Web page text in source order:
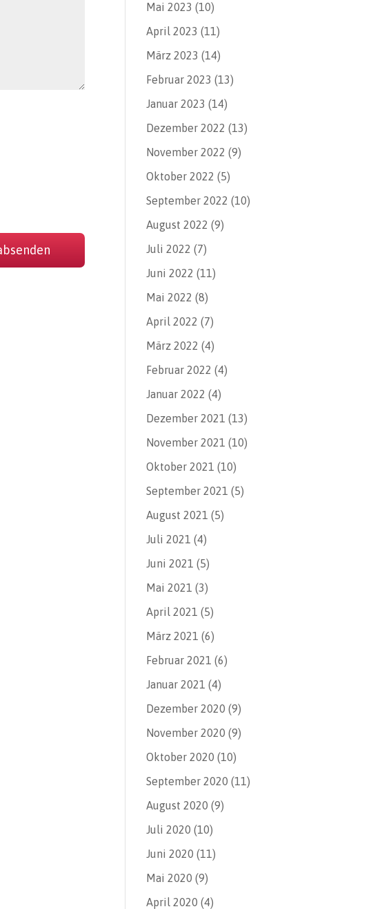
Mai 2023 (10)
April 2023 (11)
März 2023 (14)
Februar 2023 (13)
Januar 2023 (14)
Dezember 2022 (13)
November 2022 (9)
Oktober 2022 (5)
September 2022 (10)
August 2022 (9)
Juli 2022 (7)
Juni 2022 (11)
Mai 2022 (8)
April 2022 (7)
März 2022 (4)
Februar 2022 (4)
Januar 2022 (4)
Dezember 2021 (13)
November 2021 (10)
Oktober 2021 (10)
September 2021 (5)
August 2021 (5)
Juli 2021 (4)
Juni 2021 (5)
Mai 2021 (3)
April 2021 (5)
März 2021 (6)
Februar 2021 (6)
Januar 2021 (4)
Dezember 2020 (9)
November 2020 (9)
Oktober 2020 (10)
September 2020 (11)
August 2020 (9)
Juli 2020 (10)
Juni 2020 (11)
Mai 2020 (9)
April 2020 (4)